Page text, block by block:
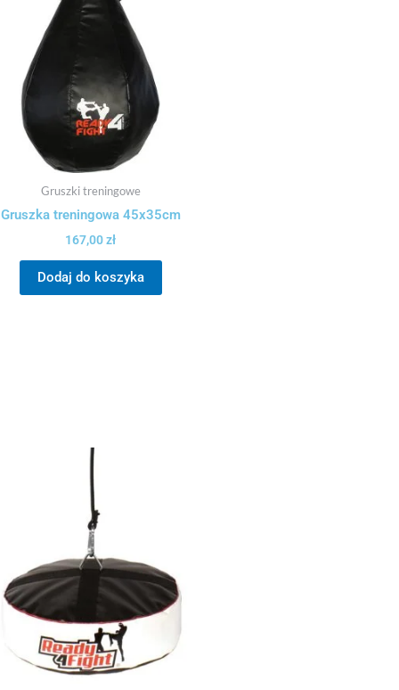
Gruszki treningowe
Gruszka treningowa 45x35cm
167,00zł
Dodaj do koszyka